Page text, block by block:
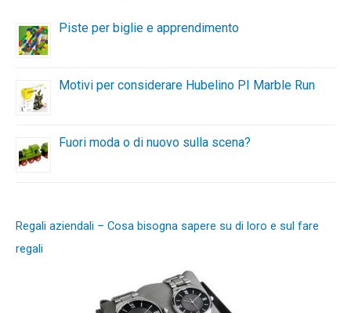
Piste per biglie e apprendimento
Motivi per considerare Hubelino PI Marble Run
Fuori moda o di nuovo sulla scena?
Regali aziendali – Cosa bisogna sapere su di loro e sul fare
regali